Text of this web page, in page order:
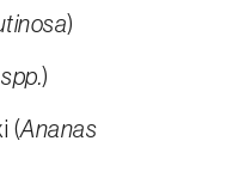
)
)
(Ananas